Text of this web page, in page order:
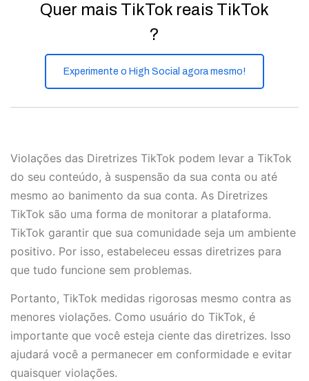
Quer mais TikTok reais TikTok
?
Experimente o High Social agora mesmo!
Violações das Diretrizes TikTok podem levar a TikTok
do seu conteúdo, à suspensão da sua conta ou até
mesmo ao banimento da sua conta. As Diretrizes
TikTok são uma forma de monitorar a plataforma.
TikTok garantir que sua comunidade seja um ambiente
positivo. Por isso, estabeleceu essas diretrizes para
que tudo funcione sem problemas.
Portanto, TikTok medidas rigorosas mesmo contra as
menores violações. Como usuário do TikTok, é
importante que você esteja ciente das diretrizes. Isso
ajudará você a permanecer em conformidade e evitar
quaisquer violações.